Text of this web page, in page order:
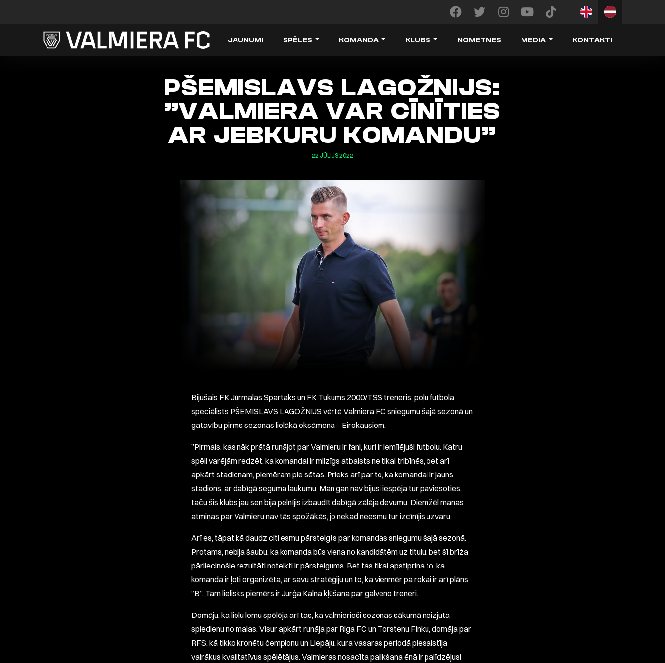
JAUNUMI SPĒLES KOMANDA KLUBS NOMETNES MEDIA KONTAKTI
PŠEMISLAVS LAGOŽNIJS:
”VALMIERA VAR CĪNĪTIES
AR JEBKURU KOMANDU”
22 JŪLIJS 2022
Bijušais FK Jūrmalas Spartaks un FK Tukums 2000/TSS treneris, poļu futbola
speciālists PŠEMISLAVS LAGOŽNIJS vērtē Valmiera FC sniegumu šajā sezonā un
gatavību pirms sezonas lielākā eksāmena – Eirokausiem.
”Pirmais, kas nāk prātā runājot par Valmieru ir fani, kuri ir iemīlējuši futbolu. Katru
spēli varējām redzēt, ka komandai ir milzīgs atbalsts ne tikai tribīnēs, bet arī
apkārt stadionam, piemēram pie sētas. Prieks arī par to, ka komandai ir jauns
stadions, ar dabīgā seguma laukumu. Man gan nav bijusi iespēja tur paviesoties,
taču šis klubs jau sen bija pelnījis izbaudīt dabīgā zālāja devumu. Diemžēl manas
atmiņas par Valmieru nav tās spožākās, jo nekad neesmu tur izcīnījis uzvaru.
Arī es, tāpat kā daudz citi esmu pārsteigts par komandas sniegumu šajā sezonā.
Protams, nebija šaubu, ka komanda būs viena no kandidātēm uz titulu, bet šī brīža
pārliecinošie rezultāti noteikti ir pārsteigums. Bet tas tikai apstiprina to, ka
komanda ir ļoti organizēta, ar savu stratēģiju un to, ka vienmēr pa rokai ir arī plāns
‘’B’’. Tam lielisks piemērs ir Jurģa Kalna kļūšana par galveno treneri.
Domāju, ka lielu lomu spēlēja arī tas, ka valmierieši sezonas sākumā neizjuta
spiedienu no malas. Visur apkārt runāja par Riga FC un Torstenu Finku, domāja par
RFS, kā tikko kronētu čempionu un Liepāju, kura vasaras periodā piesaistīja
vairākus kvalitatīvus spēlētājus. Valmieras nosacīta palikšana ēnā ir palīdzējusi